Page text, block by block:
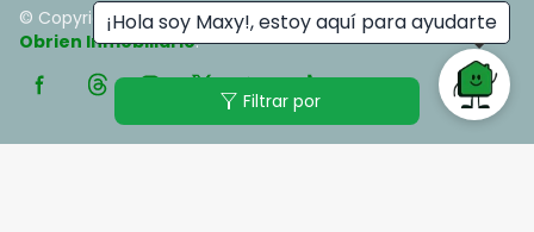
¡Hola soy Maxy!, estoy aquí para ayudarte
filter_alt Filtrar por
© Copyright2026. All rights reserved. - Hecho con ❤️ por
Obrien Inmobiliario.